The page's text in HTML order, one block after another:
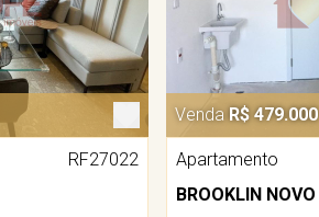
RF27022
Venda R$ 479.000
Apartamento
BROOKLIN NOVO